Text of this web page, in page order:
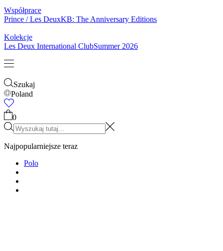
Współprace
Prince / Les DeuxKB: The Anniversary Editions
Kolekcje
Les Deux International ClubSummer 2026
Szukaj
Poland
0
Najpopularniejsze teraz
Polo